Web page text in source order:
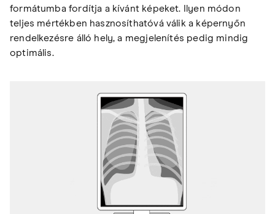
formátumba fordítja a kívánt képeket. Ilyen módon
teljes mértékben hasznosíthatóvá válik a képernyőn
rendelkezésre álló hely, a megjelenítés pedig mindig
optimális.